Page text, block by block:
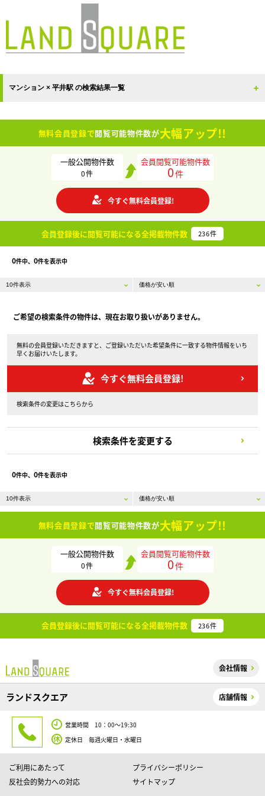
マンション × 平井駅 の検索結果一覧
無料会員登録で閲覧可能物件数が大幅アップ!!
一般公開物件数
0件
会員閲覧可能物件数
0件
今すぐ無料会員登録!
会員登録後に閲覧可能になる全掲載物件数 236件
0件中、 0件を表示中
ご希望の検索条件の物件は、現在お取り扱いがありません。
無料の会員登録いただきますと、ご登録いただいた希望条件に一致する物件情報をいち
早くお届けいたします。
今すぐ無料会員登録!
検索条件の変更はこちらから
検索条件を変更する
0件中、 0件を表示中
無料会員登録で閲覧可能物件数が大幅アップ!!
一般公開物件数
0件
会員閲覧可能物件数
0件
今すぐ無料会員登録!
会員登録後に閲覧可能になる全掲載物件数 236件
会社情報
ランドスクエア 店舗情報
営業時間 10：00～19:30
定休日 毎週火曜日・水曜日
ご利用にあたって
プライバシーポリシー
反社会的勢力への対応
サイトマップ